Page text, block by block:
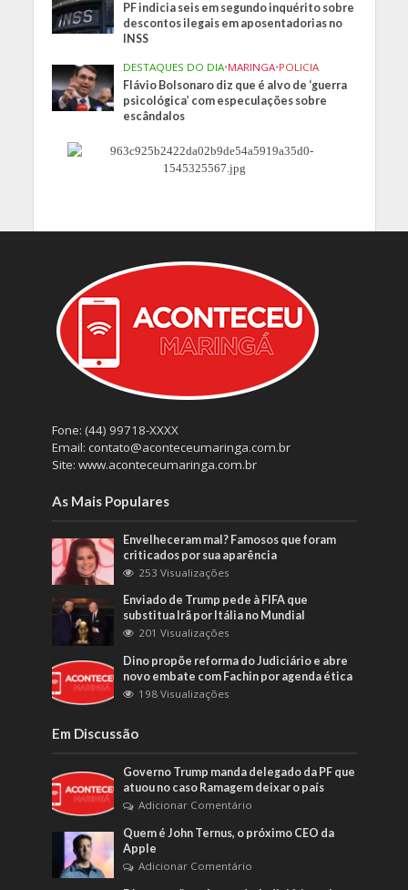
PF indicia seis em segundo inquérito sobre
descontos ilegais em aposentadorias no
INSS
DESTAQUES DO DIA•MARINGA•POLICIA
Flávio Bolsonaro diz que é alvo de ‘guerra
psicológica’ com especulações sobre
escândalos
Fone: (44) 99718-XXXX
Email: contato@aconteceumaringa.com.br
Site: www.aconteceumaringa.com.br
As Mais Populares
Envelheceram mal? Famosos que foram
criticados por sua aparência
253 Visualizações
Enviado de Trump pede à FIFA que
substitua Irã por Itália no Mundial
201 Visualizações
Dino propõe reforma do Judiciário e abre
novo embate com Fachin por agenda ética
198 Visualizações
Em Discussão
Governo Trump manda delegado da PF que
atuou no caso Ramagem deixar o país
Adicionar Comentário
Quem é John Ternus, o próximo CEO da
Apple
Adicionar Comentário